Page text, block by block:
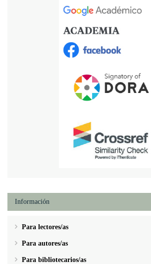
Información
Para lectores/as
Para autores/as
Para bibliotecarios/as